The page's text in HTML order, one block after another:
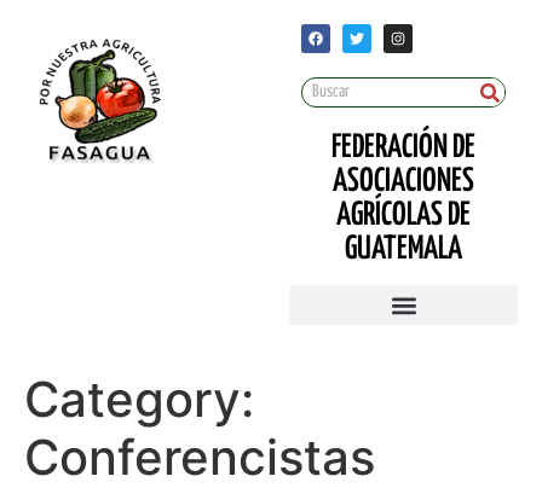
FEDERACIÓN DE
ASOCIACIONES
AGRÍCOLAS DE
GUATEMALA
Category:
Conferencistas